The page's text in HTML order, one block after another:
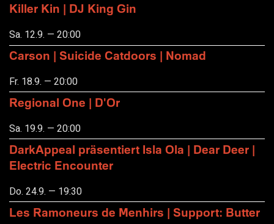
Killer Kin | DJ King Gin
Sa. 12.9. — 20:00
Carson | Suicide Catdoors | Nomad
Fr. 18.9. — 20:00
Regional One | D'Or
Sa. 19.9. — 20:00
DarkAppeal präsentiert Isla Ola | Dear Deer |
Electric Encounter
Do. 24.9. — 19:30
Les Ramoneurs de Menhirs | Support: Butter